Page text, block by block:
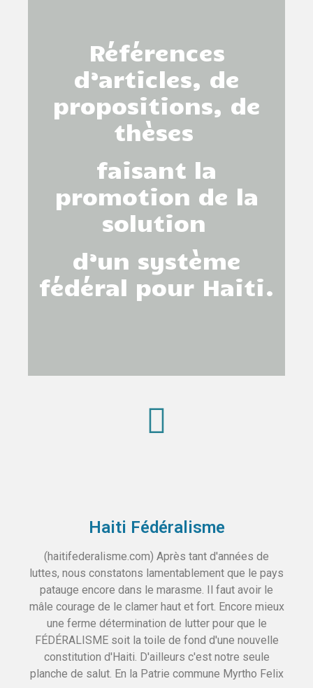
Références
d’articles, de
propositions, de
thèses
faisant la
promotion de la
solution
d’un système
fédéral pour Haiti.
Haiti Fédéralisme
(haitifederalisme.com) Après tant d'années de
luttes, nous constatons lamentablement que le pays
patauge encore dans le marasme. Il faut avoir le
mâle courage de le clamer haut et fort. Encore mieux
une ferme détermination de lutter pour que le
FÉDÉRALISME soit la toile de fond d'une nouvelle
constitution d'Haiti. D'ailleurs c'est notre seule
planche de salut. En la Patrie commune Myrtho Felix